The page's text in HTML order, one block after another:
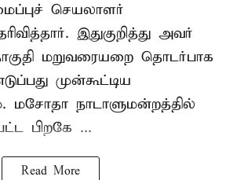
செயலாளர்
இதுகுறித்து அவர்
மறுவரையறை தொடர்பாக
முன்கூட்டிய
மசோதா நாடாளுமன்றத்தில்
பிறகே ...
Read More